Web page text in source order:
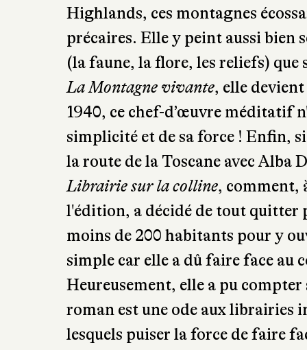
Highlands, ces montagnes
précaires. Elle y peint aussi bien
(la faune, la flore, les reliefs) que
La Montagne vivante, elle
1940, ce chef-d’œuvre méditatif
simplicité et de sa force ! Enfin,
la route de la Toscane avec Alba
Librairie sur la colline, comment,
l'édition, a décidé de tout quitter
moins de 200 habitants pour y
simple car elle a dû faire face au
Heureusement, elle a pu
roman est une ode aux librairies
lesquels puiser la force de faire